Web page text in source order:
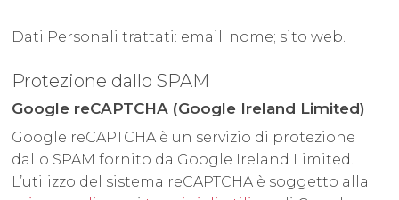
Dati Personali trattati: email; nome; sito web.
Protezione dallo SPAM
Google reCAPTCHA (Google Ireland Limited)
Google reCAPTCHA è un servizio di protezione
dallo SPAM fornito da Google Ireland Limited.
L’utilizzo del sistema reCAPTCHA è soggetto alla